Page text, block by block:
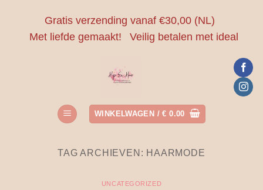
Gratis verzending vanaf €30,00 (NL)
Met liefde gemaakt!
Veilig betalen met ideal
WINKELWAGEN /€ 0.00
TAG ARCHIEVEN: HAARMODE
UNCATEGORIZED